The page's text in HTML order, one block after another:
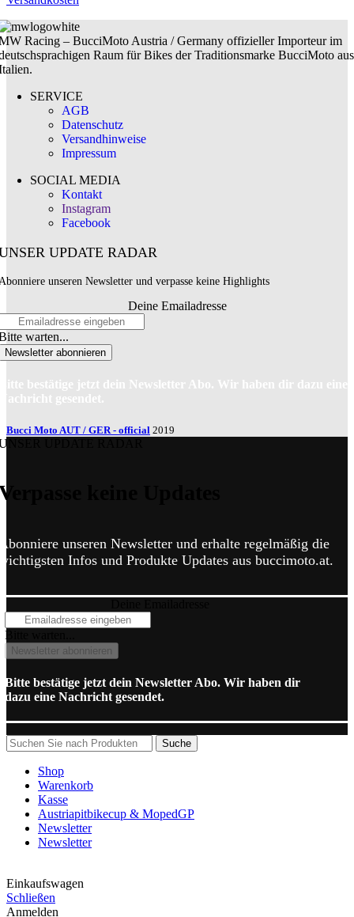
Racing – BucciMoto Austria / Germany offizieller Importeur im
Raum für Bikes der Traditionsmarke BucciMoto aus
SERVICE
AGB
Datenschutz
Versandhinweise
Impressum
SOCIAL MEDIA
Kontakt
Instagram
Facebook
UPDATE RADAR
unseren Newsletter und verpasse keine Highlights
Deine Emailadresse
warten...
Newsletter abonnieren
bestätige jetzt dein Newsletter Abo. Wir haben dir dazu eine
gesendet.
Bucci Moto AUT / GER - official 2019
UPDATE RADAR
keine Updates
unseren Newsletter und erhalte regelmäßig die
Infos und Produkte Updates aus buccimoto.at.
Bitte warten...
Newsletter abonnieren
Bitte bestätige jetzt dein Newsletter Abo. Wir haben dir
dazu eine Nachricht gesendet.
Suche
Shop
Warenkorb
Kasse
Austriapitbikecup & MopedGP
Newsletter
Newsletter
Einkaufswagen
Schließen
Anmelden